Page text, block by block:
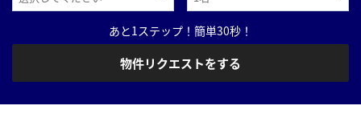
あと1ステップ！簡単30秒！
物件リクエストをする